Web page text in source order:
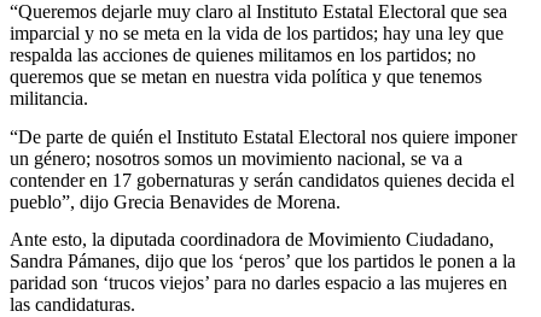
“Queremos dejarle muy claro al Instituto Estatal Electoral que sea
imparcial y no se meta en la vida de los partidos; hay una ley que
respalda las acciones de quienes militamos en los partidos; no
queremos que se metan en nuestra vida política y que tenemos
militancia.
“De parte de quién el Instituto Estatal Electoral nos quiere imponer
un género; nosotros somos un movimiento nacional, se va a
contender en 17 gobernaturas y serán candidatos quienes decida el
pueblo”, dijo Grecia Benavides de Morena.
Ante esto, la diputada coordinadora de Movimiento Ciudadano,
Sandra Pámanes, dijo que los ‘peros’ que los partidos le ponen a la
paridad son ‘trucos viejos’ para no darles espacio a las mujeres en
las candidaturas.